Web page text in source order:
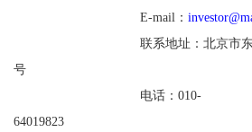
E-mail ：
联系地址 ： 北京市
号
电话： 010-
64019823